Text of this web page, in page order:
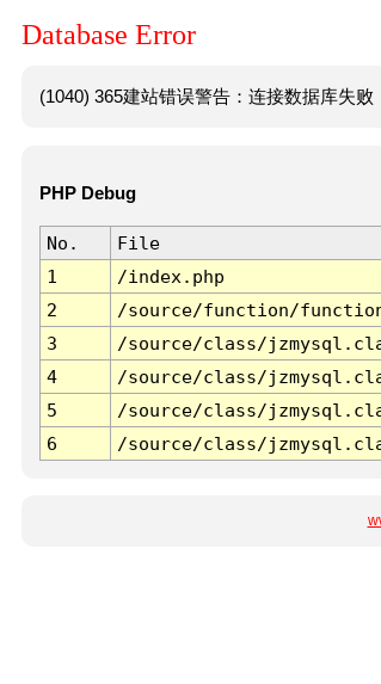
Database Error
(1040) 365建站错误警告：连接数据库失
PHP Debug
No. File
1
/index.php
2
/source/function/
3
/source/class/
4
/source/class/
5
/source/class/
6
/source/class/